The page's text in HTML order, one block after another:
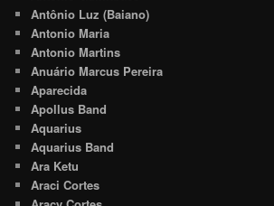
Antônio Luz (Baiano)
Antonio Maria
Antonio Martins
Anuário Marcus Pereira
Aparecida
Apollus Band
Aquarius
Aquarius Band
Ara Ketu
Araci Cortes